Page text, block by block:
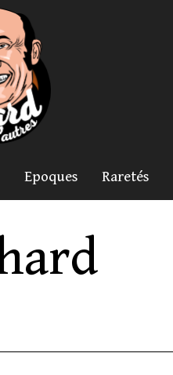
Epoques Raretés